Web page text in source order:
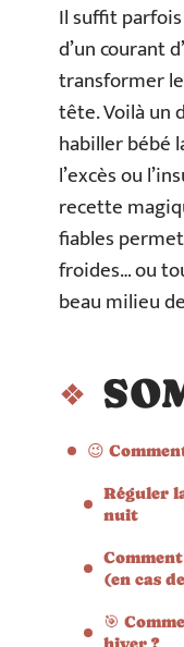
Il suffit
d’un courant
transformer le
tête. Voilà un
habiller bébé
l’excès ou
recette
fiables
froides… ou
beau milieu
😉
Réguler
nuit
(en cas
🎯
hiver ?